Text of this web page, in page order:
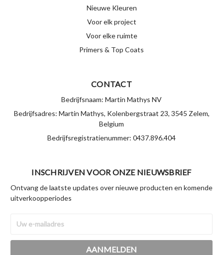
Nieuwe Kleuren
Voor elk project
Voor elke ruimte
Primers & Top Coats
CONTACT
Bedrijfsnaam: Martin Mathys NV
Bedrijfsadres: Martin Mathys, Kolenbergstraat 23, 3545 Zelem,
Belgium
Bedrijfsregistratienummer: 0437.896.404
INSCHRIJVEN VOOR ONZE NIEUWSBRIEF
Ontvang de laatste updates over nieuwe producten en komende
uitverkoopperiodes
mailadres